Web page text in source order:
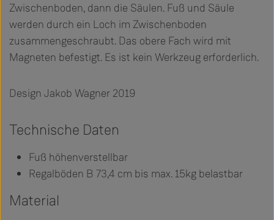
Zwischenboden, dann die Säulen. Fuß und Säule
werden durch ein Loch im Zwischenboden
zusammengeschraubt. Das obere Fach wird mit
Magneten befestigt. Es ist kein Werkzeug erforderlich.
Design Jakob Wagner 2019
Technische Daten
Fuß höhenverstellbar
Regalböden B 73,4 cm bis max. 15kg belastbar
Material